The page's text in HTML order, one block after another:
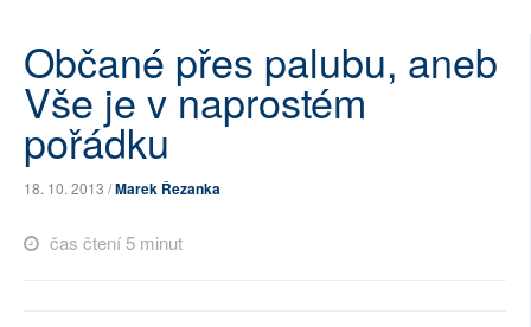
ARCHIV
ROZHOVORY
TÉMATA
NEJČTENĚJŠÍ ZA 7 DNÍ
Občané přes palubu, aneb
Vše je v naprostém
pořádku
18. 10. 2013 /Marek Řezanka
čas čtení 5 minut